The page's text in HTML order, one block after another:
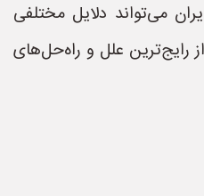
می‌تواند دلایل مختلفی
رایج‌ترین علل و راه‌حل‌های